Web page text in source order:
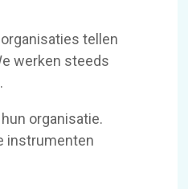
tellen
werken steeds
organisatie.
instrumenten